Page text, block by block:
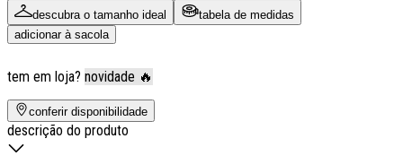
descubra o tamanho ideal
tabela de medidas
adicionar à sacola
tem em loja? novidade 🔥
conferir disponibilidade
descrição do produto